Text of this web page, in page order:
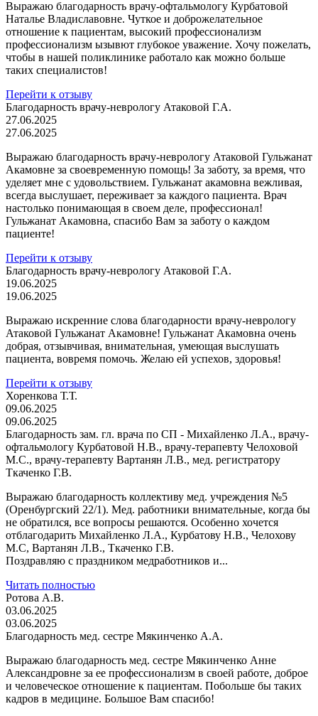
Выражаю благодарность врачу-офтальмологу Курбатовой
Наталье Владиславовне. Чуткое и доброжелательное
отношение к пациентам, высокий профессионализм
профессионализм ызывют глубокое уважение. Хочу пожелать,
чтобы в нашей поликлинике работало как можно больше
таких специалистов!
Перейти к отзыву
Благодарность врачу-неврологу Атаковой Г.А.
27.06.2025
27.06.2025
Выражаю благодарность врачу-неврологу Атаковой Гульжанат
Акамовне за своевременную помощь! За заботу, за время, что
уделяет мне с удовольствием. Гульжанат акамовна вежливая,
всегда выслушает, переживает за каждого пациента. Врач
настолько понимающая в своем деле, профессионал!
Гульжанат Акамовна, спасибо Вам за заботу о каждом
пациенте!
Перейти к отзыву
Благодарность врачу-неврологу Атаковой Г.А.
19.06.2025
19.06.2025
Выражаю искренние слова благодарности врачу-неврологу
Атаковой Гульжанат Акамовне! Гульжанат Акамовна очень
добрая, отзывчивая, внимательная, умеющая выслушать
пациента, вовремя помочь. Желаю ей успехов, здоровья!
Перейти к отзыву
Хоренкова Т.Т.
09.06.2025
09.06.2025
Благодарность зам. гл. врача по СП - Михайленко Л.А., врачу-
офтальмологу Курбатовой Н.В., врачу-терапевту Челоховой
М.С., врачу-терапевту Вартанян Л.В., мед. регистратору
Ткаченко Г.В.
Выражаю благодарность коллективу мед. учреждения №5
(Оренбургский 22/1). Мед. работники внимательные, когда бы
не обратился, все вопросы решаются. Особенно хочется
отблагодарить Михайленко Л.А., Курбатову Н.В., Челохову
М.С, Вартанян Л.В., Ткаченко Г.В.
Поздравляю с праздником медработников и...
Читать полностью
Ротова А.В.
03.06.2025
03.06.2025
Благодарность мед. сестре Мякинченко А.А.
Выражаю благодарность мед. сестре Мякинченко Анне
Александровне за ее профессионализм в своей работе, доброе
и человеческое отношение к пациентам. Побольше бы таких
кадров в медицине. Большое Вам спасибо!